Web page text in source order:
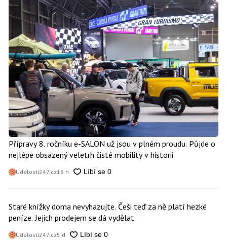
Přípravy 8. ročníku e-SALON už jsou v plném proudu. Půjde o
nejlépe obsazený veletrh čisté mobility v historii
Události247.cz15 h
Staré knížky doma nevyhazujte. Češi teď za ně platí hezké
peníze. Jejich prodejem se dá vydělat
Události247.cz5 d